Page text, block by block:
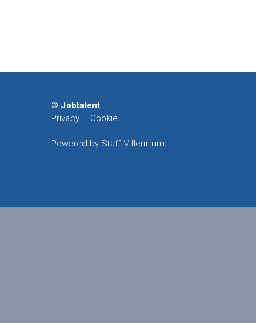
© Jobtalent
Privacy – Cookie
Powered by Staff Millennium